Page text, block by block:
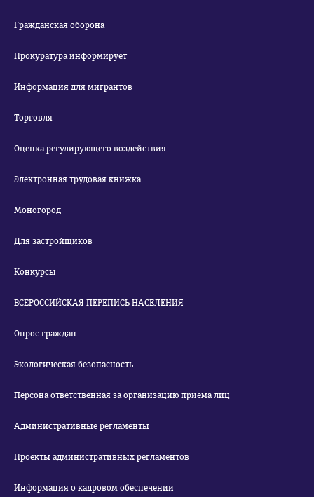
Гражданская оборона
Прокуратура информирует
Информация для мигрантов
Торговля
Оценка регулирующего воздействия
Электронная трудовая книжка
Моногород
Для застройщиков
Конкурсы
ВСЕРОССИЙСКАЯ ПЕРЕПИСЬ НАСЕЛЕНИЯ
Опрос граждан
Экологическая безопасность
Персона ответственная за организацию приема лиц
Административные регламенты
Проекты административных регламентов
Информация о кадровом обеспечении